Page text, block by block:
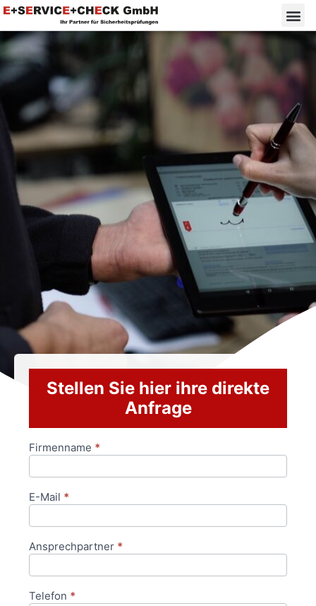
Stellen Sie hier ihre direkte
Anfrage
Anfrageformular
Firmenname *
E-Mail *
Ansprechpartner *
Telefon *